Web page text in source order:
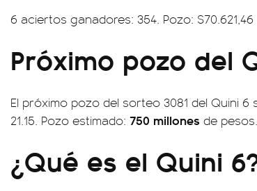
6 aciertos ganadores: 354. Pozo: $70.621,46
Próximo pozo del
El próximo pozo del sorteo 3081 del Quini
21.15. Pozo estimado: 750 millones de pesos.
¿Qué es el Quini